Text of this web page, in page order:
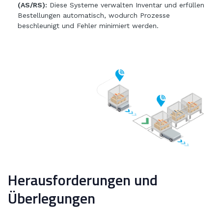
(AS/RS): Diese Systeme verwalten Inventar und erfüllen
Bestellungen automatisch, wodurch Prozesse
beschleunigt und Fehler minimiert werden.
Herausforderungen und
Überlegungen